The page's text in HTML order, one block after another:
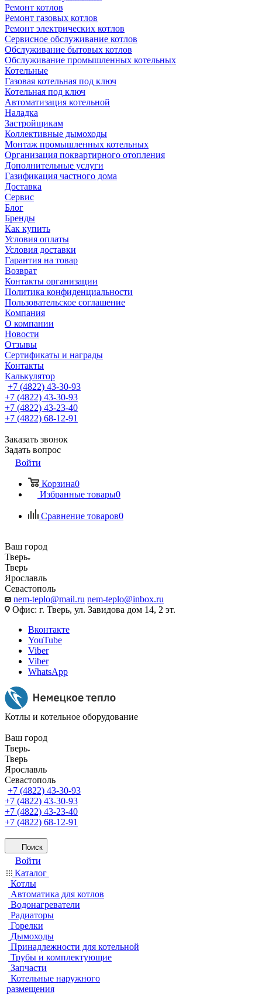
Ремонт котлов
Ремонт газовых котлов
Ремонт электрических котлов
Сервисное обслуживание котлов
Обслуживание бытовых котлов
Обслуживание промышленных котельных
Котельные
Газовая котельная под ключ
Котельная под ключ
Автоматизация котельной
Наладка
Застройщикам
Коллективные дымоходы
Монтаж промышленных котельных
Организация поквартирного отопления
Дополнительные услуги
Газификация частного дома
Доставка
Сервис
Блог
Бренды
Как купить
Условия оплаты
Условия доставки
Гарантия на товар
Возврат
Контакты организации
Политика конфиденциальности
Пользовательское соглашение
Компания
О компании
Новости
Отзывы
Сертификаты и награды
Контакты
Калькулятор
+7 (4822) 43-30-93
+7 (4822) 43-30-93
+7 (4822) 43-23-40
+7 (4822) 68-12-91
Заказать звонок
Задать вопрос
Войти
Корзина0
Избранные товары0
Сравнение товаров0
Ваш город
Тверь
Тверь
Ярославль
Севастополь
nem-teplo@mail.ru nem-teplo@inbox.ru
Офис: г. Тверь, ул. Завидова дом 14, 2 эт.
Вконтакте
YouTube
Viber
Viber
WhatsApp
Котлы и котельное оборудование
Ваш город
Тверь
Тверь
Ярославль
Севастополь
+7 (4822) 43-30-93
+7 (4822) 43-30-93
+7 (4822) 43-23-40
+7 (4822) 68-12-91
Поиск
Войти
Каталог
Котлы
Автоматика для котлов
Водонагреватели
Радиаторы
Горелки
Дымоходы
Принадлежности для котельной
Трубы и комплектующие
Запчасти
Котельные наружного
размещения